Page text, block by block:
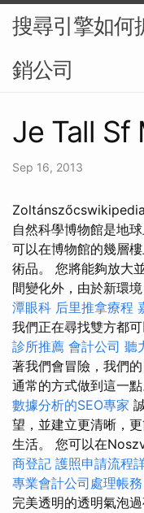
搜尋引擎如何
銷公司
Je Tall Sf
Sep 16, 2013
自然科學博物館是地
可以在博物館的幾層
術品。 您將能夠放大
間變化外，由於新環
潭眼科 后里推拿療程
我們正在尋找雙方都
診所推薦 會計公司 聽
著我們會冒險，我們
通常的方式做到這一點
數據分析的SEO專家
望，並建立更清晰，
生活。 您可以在
商登記 護照申請流程
專業會計公司處理帳務
完美透明的透明氣泡